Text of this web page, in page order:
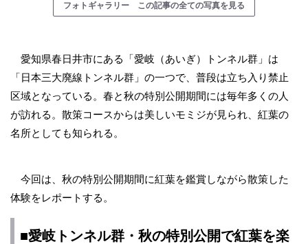
フォトギャラリー この記事の全ての写真を見る
愛知県春日井市にある「愛岐（あいぎ）トンネル群」は
「日本三大廃線トンネル群」の一つで、普段は立ち入り禁止
区域となっている。春と秋の特別公開期間には毎年多くの人
が訪れる。散策コースからは美しいモミジが見られ、紅葉の
名所としても知られる。
今回は、秋の特別公開期間に紅葉を鑑賞しながら散策した
体験をレポートする。
■愛岐トンネル群・秋の特別公開で紅葉を楽